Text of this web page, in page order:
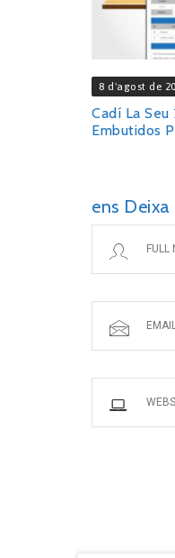
8 d'agost de
Cadí La Seu
Embutidos
ens